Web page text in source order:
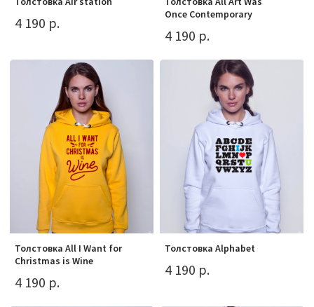
4 190 р.
Once Contemporary
4 190 р.
Толстовка All I Want for
Christmas is Wine
4 190 р.
Толстовка Alphabet
4 190 р.